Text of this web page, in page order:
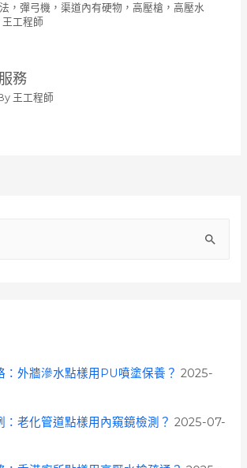
：外牆滲水點樣用PU噴塗保養？ 2025-
：老化管道點樣用內窺鏡檢測？ 2025-07-
，彈弓機，渠道內有硬物，高壓槍，高壓水
王工程師
務
王工程師